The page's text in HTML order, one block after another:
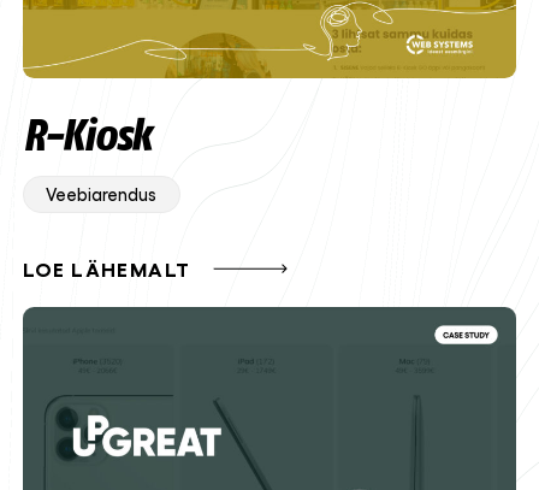
R-Kiosk
Veebiarendus
LOE LÄHEMALT